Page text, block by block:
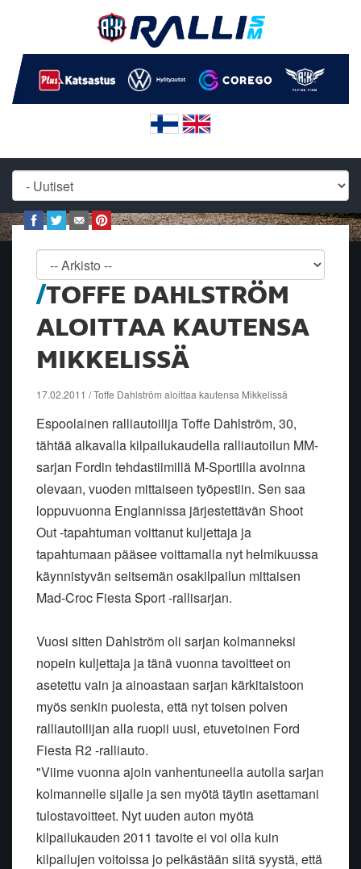
TOFFE DAHLSTRÖM
ALOITTAA KAUTENSA
MIKKELISSÄ
17.02.2011 / Toffe Dahlström aloittaa kautensa Mikkelissä
Espoolainen ralliautoilija Toffe Dahlström, 30,
tähtää alkavalla kilpailukaudella ralliautoilun MM-
sarjan Fordin tehdastiimillä M-Sportilla avoinna
olevaan, vuoden mittaiseen työpestiin. Sen saa
loppuvuonna Englannissa järjestettävän Shoot
Out -tapahtuman voittanut kuljettaja ja
tapahtumaan pääsee voittamalla nyt helmikuussa
käynnistyvän seitsemän osakilpailun mittaisen
Mad-Croc Fiesta Sport -rallisarjan.
Vuosi sitten Dahlström oli sarjan kolmanneksi
nopein kuljettaja ja tänä vuonna tavoitteet on
asetettu vain ja ainoastaan sarjan kärkitaistoon
myös senkin puolesta, että nyt toisen polven
ralliautoilijan alla ruopii uusi, etuvetoinen Ford
Fiesta R2 -ralliauto.
"Viime vuonna ajoin vanhentuneella autolla sarjan
kolmannelle sijalle ja sen myötä täytin asettamani
tulostavoitteet. Nyt uuden auton myötä
kilpailukauden 2011 tavoite ei voi olla kuin
kilpailujen voitoissa jo pelkästään siitä syystä, että